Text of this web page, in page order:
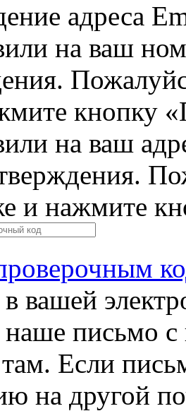
адреса
на ваш
кнопку
на ваш
и нажмите
в вашей
письмо с
Если
на другой